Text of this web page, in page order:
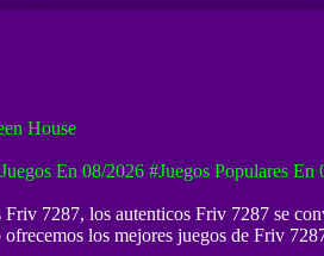
House
En 08/2026 #Juegos Populares En
Friv 7287, los autenticos Friv 7287 se
los mejores juegos de Friv